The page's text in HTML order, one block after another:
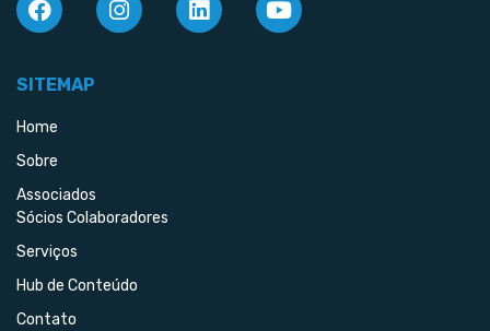
SITEMAP
Home
Sobre
Associados
Sócios Colaboradores
Serviços
Hub de Conteúdo
Contato